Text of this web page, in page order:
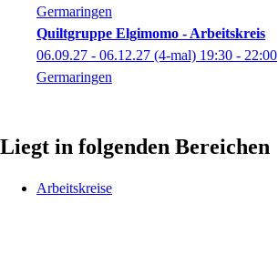
Germaringen
Quiltgruppe Elgimomo - Arbeitskreis
06.09.27 - 06.12.27 (4-mal) 19:30 - 22:00
Germaringen
Liegt in folgenden Bereichen
Arbeitskreise